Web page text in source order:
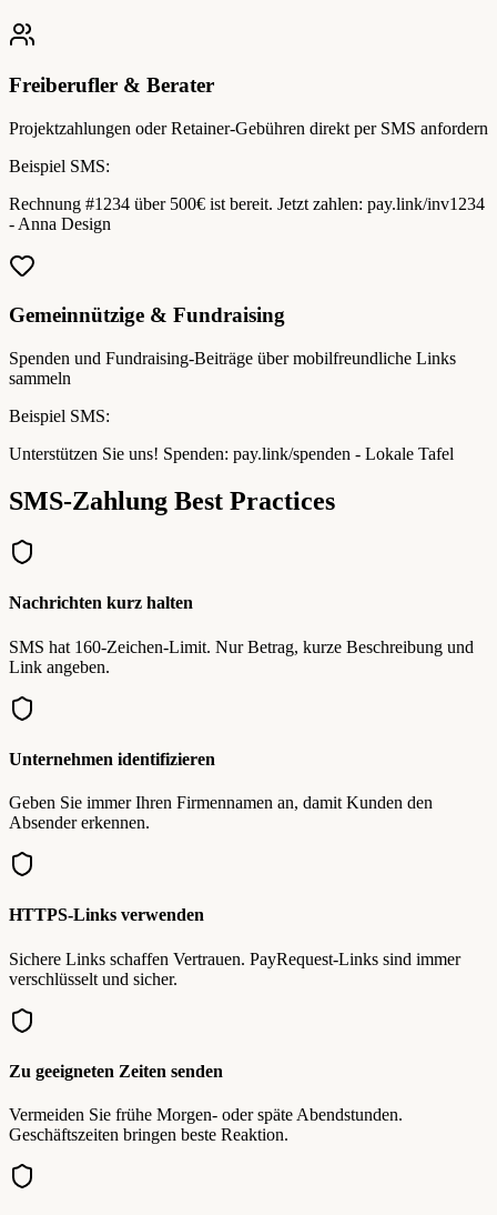
Freiberufler & Berater
Projektzahlungen oder Retainer-Gebühren direkt per SMS anfordern
Beispiel SMS:
Rechnung #1234 über 500€ ist bereit. Jetzt zahlen: pay.link/inv1234
- Anna Design
Gemeinnützige & Fundraising
Spenden und Fundraising-Beiträge über mobilfreundliche Links
sammeln
Beispiel SMS:
Unterstützen Sie uns! Spenden: pay.link/spenden - Lokale Tafel
SMS-Zahlung Best Practices
Nachrichten kurz halten
SMS hat 160-Zeichen-Limit. Nur Betrag, kurze Beschreibung und
Link angeben.
Unternehmen identifizieren
Geben Sie immer Ihren Firmennamen an, damit Kunden den
Absender erkennen.
HTTPS-Links verwenden
Sichere Links schaffen Vertrauen. PayRequest-Links sind immer
verschlüsselt und sicher.
Zu geeigneten Zeiten senden
Vermeiden Sie frühe Morgen- oder späte Abendstunden.
Geschäftszeiten bringen beste Reaktion.